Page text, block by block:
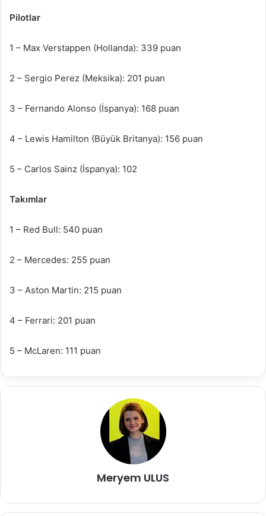
Pilotlar
1 – Max Verstappen (Hollanda): 339 puan
2 – Sergio Perez (Meksika): 201 puan
3 – Fernando Alonso (İspanya): 168 puan
4 – Lewis Hamilton (Büyük Britanya): 156 puan
5 – Carlos Sainz (İspanya): 102
Takımlar
1 – Red Bull: 540 puan
2 – Mercedes: 255 puan
3 – Aston Martin: 215 puan
4 – Ferrari: 201 puan
5 – McLaren: 111 puan
Meryem ULUS